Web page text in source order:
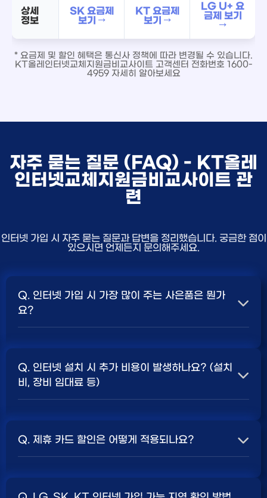
상세
정보
SK 요금제
보기 →
KT 요금제
보기 →
LG U+ 요
금제 보기
→
* 요금제 및 할인 혜택은 통신사 정책에 따라 변경될 수 있습니다.
KT올레인터넷교체지원금비교사이트 고객센터 전화번호 1600-
4959 자세히 알아보세요
자주 묻는 질문 (FAQ) - KT올레
인터넷교체지원금비교사이트 관
련
인터넷 가입 시 자주 묻는 질문과 답변을 정리했습니다. 궁금한 점이
있으시면 언제든지 문의해주세요.
Q. 인터넷 가입 시 가장 많이 주는 사은품은 뭔가
요?
보통 500Mbps 또는 1Gbps 인터넷을 TV와 결합하여
가입할 때현금 사은품
세요.
Q. 인터넷 설치 시 추가 비용이 발생하나요? (설치
비, 장비 임대료 등)
청구되는 경우가 많습니다. 다만, 인터넷 상품 및 프로모션
책 확인 필수.
Q. 제휴 카드 할인은 어떻게 적용되나요?